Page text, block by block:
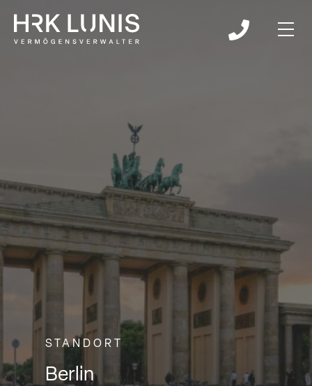
STANDORT
Berlin